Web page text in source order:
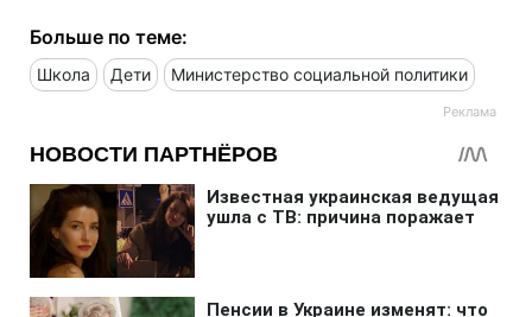
Больше по теме:
Школа Дети Министерство социальной политики